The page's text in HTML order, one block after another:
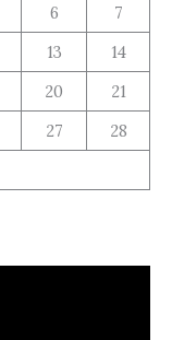
6
7
13
14
20
21
27
28